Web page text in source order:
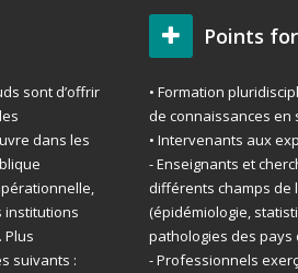
sont d’offrir
dans les
institutions
Plus
suivants :
Points
• Formation
de connaissances
• Intervenants aux
- Enseignants et
différents champs
(épidémiologie,
pathologies des pays
- Professionnels